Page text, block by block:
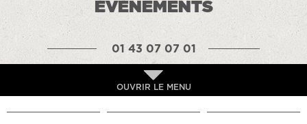
ÉVÉNEMENTS
01 43 07 07 01
OUVRIR LE MENU